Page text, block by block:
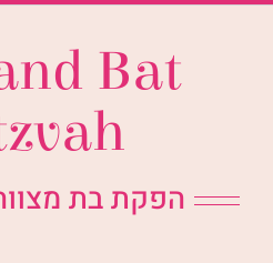
Bat
הפקת בת